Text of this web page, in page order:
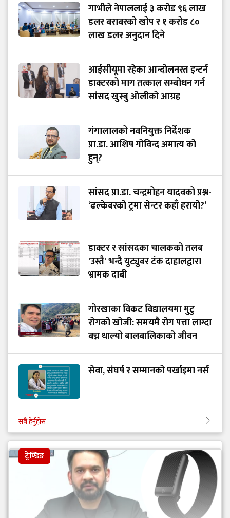
गाभीले नेपाललाई ३ करोड ९६ लाख
डलर बराबरको खोप र १ करोड ८०
लाख डलर अनुदान दिने
आईसीयूमा रहेका आन्दोलनरत इन्टर्न
डाक्टरको माग तत्काल सम्बोधन गर्न
सांसद खुस्बु ओलीको आग्रह
गंगालालको नवनियुक्त निर्देशक
प्रा.डा. आशिष गोविन्द अमात्य को
हुन्?
सांसद प्रा.डा. चन्द्रमोहन यादवको प्रश्न-
‘ढल्केबरको ट्रमा सेन्टर कहाँ हरायो?’
डाक्टर र सांसदका चालकको तलब
'उस्तै' भन्दै युट्युबर टंक दाहालद्वारा
भ्रामक दाबी
गोरखाका विकट विद्यालयमा मुटु
रोगको खोजी: समयमै रोग पत्ता लाग्दा
बच्न थाल्यो बालबालिकाको जीवन
सेवा, संघर्ष र सम्मानको पर्खाइमा नर्स
सबै हेर्नुहोस
ट्रेण्डिङ